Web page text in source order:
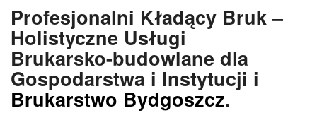
Profesjonalni Kładący Bruk –
Holistyczne Usługi
Brukarsko-budowlane dla
Gospodarstwa i Instytucji i
Brukarstwo Bydgoszcz.